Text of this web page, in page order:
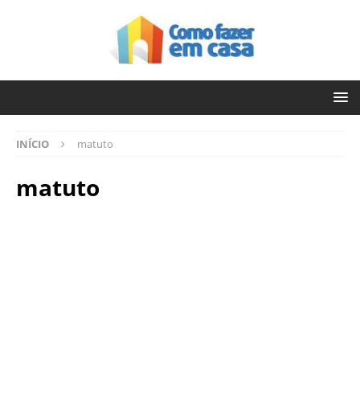
INÍCIO matuto
matuto